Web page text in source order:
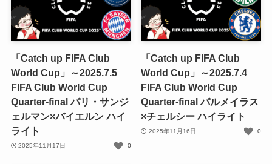
「Catch up FIFA Club
World Cup」～2025.7.5
FIFA Club World Cup
Quarter-final パリ・サンジ
ェルマン×バイエルン ハイ
ライト
2025年11月17日 0
「Catch up FIFA Club
World Cup」～2025.7.4
FIFA Club World Cup
Quarter-final パルメイラス
×チェルシー ハイライト
2025年11月16日 0